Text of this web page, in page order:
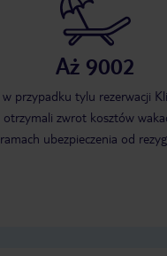
Aż 9002
w przypadku tylu rezerwacji
otrzymali zwrot kosztów
ramach ubezpieczenia od